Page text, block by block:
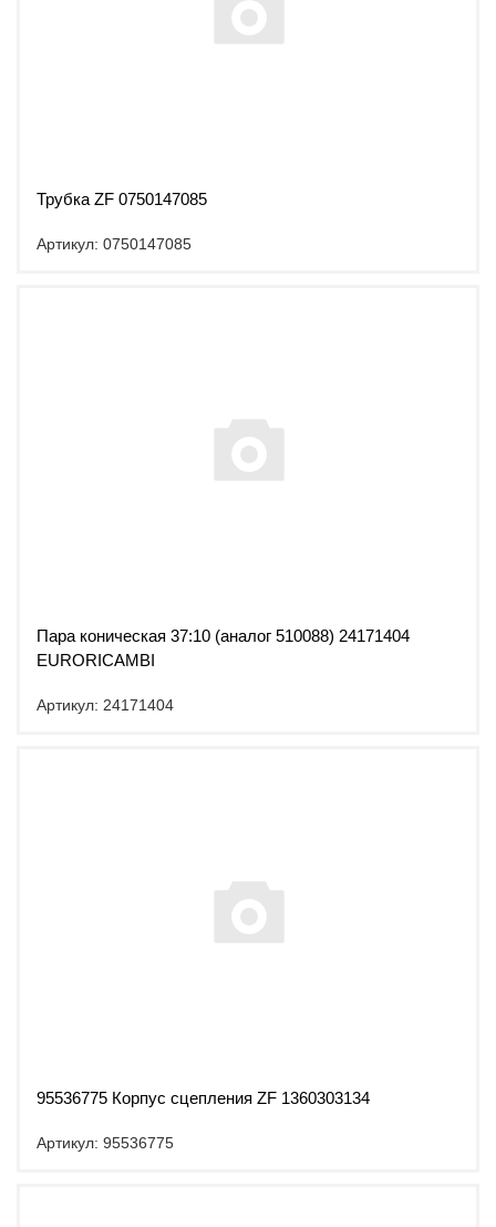
Трубка ZF 0750147085
Артикул: 0750147085
Пара коническая 37:10 (аналог 510088) 24171404
EURORICAMBI
Артикул: 24171404
95536775 Корпус сцепления ZF 1360303134
Артикул: 95536775